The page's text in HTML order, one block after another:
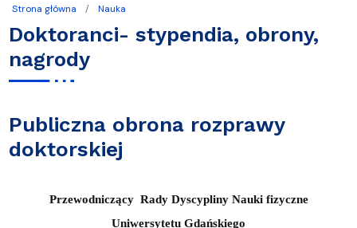
Strona główna Nauka
Doktoranci- stypendia, obrony,
nagrody
Publiczna obrona rozprawy
doktorskiej
Przewodniczący Rady Dyscypliny Nauki fizyczne
Uniwersytetu Gdańskiego